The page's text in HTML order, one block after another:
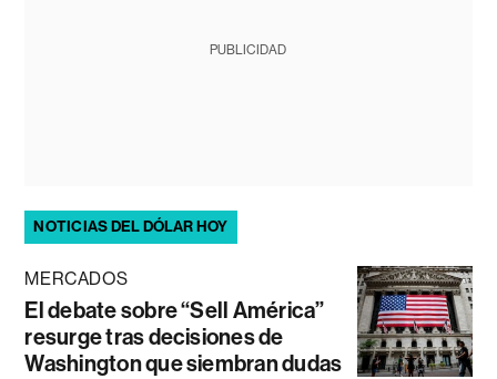
PUBLICIDAD
NOTICIAS DEL DÓLAR HOY
MERCADOS
El debate sobre “Sell América”
resurge tras decisiones de
Washington que siembran dudas